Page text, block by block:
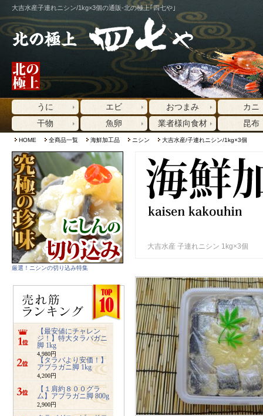
大吉水産子連れニシン/1kg×3個の通販-北の極上｢四七や｣
うに エビ おつまみ
カニ
干物
魚卵 業者様向食材 昆布
HOME 全商品一覧 海鮮加工品 ニシン 大吉水産/子連れニシン/1kg×3個
大吉水産 子連れニシン 1kg×3個
厳選！ニシンの切り込み特集
【最安値にチャレン
ジ！】特大タラバガニ
脚 1kg
4,980円
【タラバより安価！】
アブラガニ脚 1kg
4,200円
【１肩約８００グラ
ム】アブラガニ脚 800g
2,900円